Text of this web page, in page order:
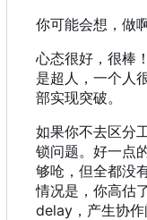
你可能会想，做
心态很好，很棒
是超人，一个人
部实现突破。
如果你不去区分
锁问题。好一点
够呛，但全都没
情况是，你高估
delay ， 产生协